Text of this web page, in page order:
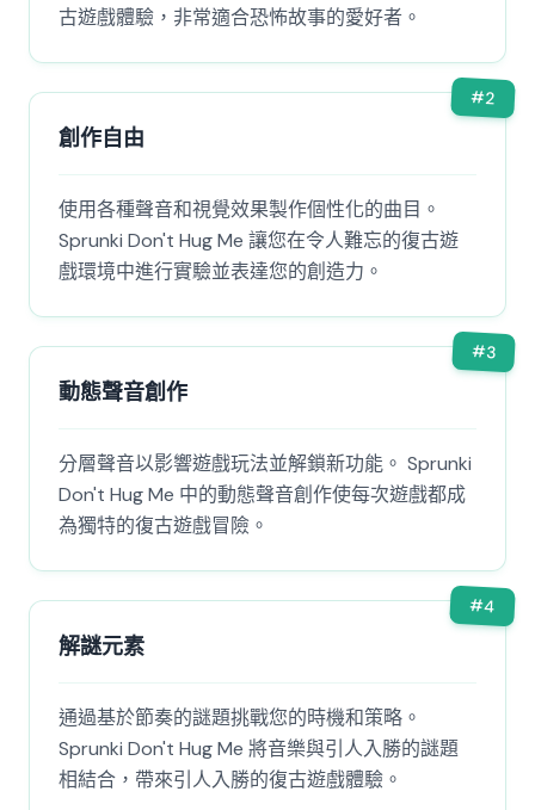
古遊戲體驗，非常適合恐怖故事的愛好者。
#2
創作自由
使用各種聲音和視覺效果製作個性化的曲目。
Sprunki Don't Hug Me 讓您在令人難忘的復古遊
戲環境中進行實驗並表達您的創造力。
#3
動態聲音創作
分層聲音以影響遊戲玩法並解鎖新功能。 Sprunki
Don't Hug Me 中的動態聲音創作使每次遊戲都成
為獨特的復古遊戲冒險。
#4
解謎元素
通過基於節奏的謎題挑戰您的時機和策略。
Sprunki Don't Hug Me 將音樂與引人入勝的謎題
相結合，帶來引人入勝的復古遊戲體驗。